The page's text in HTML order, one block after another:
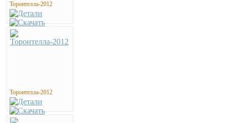
Торонтелла-2012
Торонтелла-2012